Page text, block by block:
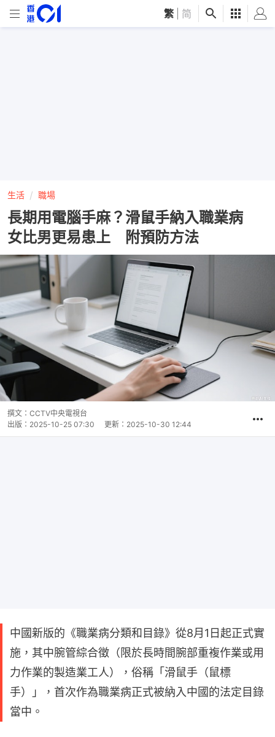
繁 简
生活 職場
長期用電腦手麻？滑鼠手納入職業病
女比男更易患上 附預防方法
撰文： CCTV中央電視台
出版： 2025-10-25 07:30 更新： 2025-10-30 12:44
中國新版的《職業病分類和目錄》從8月1日起正式實
施，其中腕管綜合徵（限於長時間腕部重複作業或用
力作業的製造業工人），俗稱「滑鼠手（鼠標
手）」，首次作為職業病正式被納入中國的法定目錄
當中。